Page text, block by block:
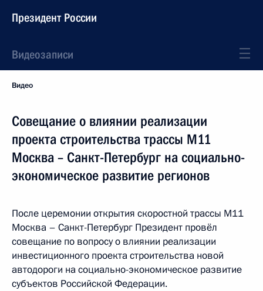
Президент России
Видеозаписи
Видео
Совещание о влиянии реализации
проекта строительства трассы М11
Москва – Санкт-Петербург на социально-
экономическое развитие регионов
После церемонии открытия скоростной трассы М11
Москва – Санкт-Петербург Президент провёл
совещание по вопросу о влиянии реализации
инвестиционного проекта строительства новой
автодороги на социально-экономическое развитие
субъектов Российской Федерации.